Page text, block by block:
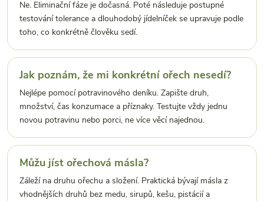
Ne. Eliminační fáze je dočasná. Poté následuje postupné
testování tolerance a dlouhodobý jídelníček se upravuje podle
toho, co konkrétně člověku sedí.
Jak poznám, že mi konkrétní ořech nesedí?
Nejlépe pomocí potravinového deníku. Zapište druh,
množství, čas konzumace a příznaky. Testujte vždy jednu
novou potravinu nebo porci, ne více věcí najednou.
Můžu jíst ořechová másla?
Záleží na druhu ořechu a složení. Praktická bývají másla z
vhodnějších druhů bez medu, sirupů, kešu, pistácií a